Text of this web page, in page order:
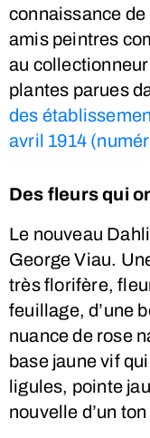
connaissance
amis peintres
au
plantes parues
des
avril 1914
Des fleurs qui
Le nouveau
George Viau.
très florifère,
feuillage, d’une
nuance de rose
base jaune vif
ligules, pointe
nouvelle d’un